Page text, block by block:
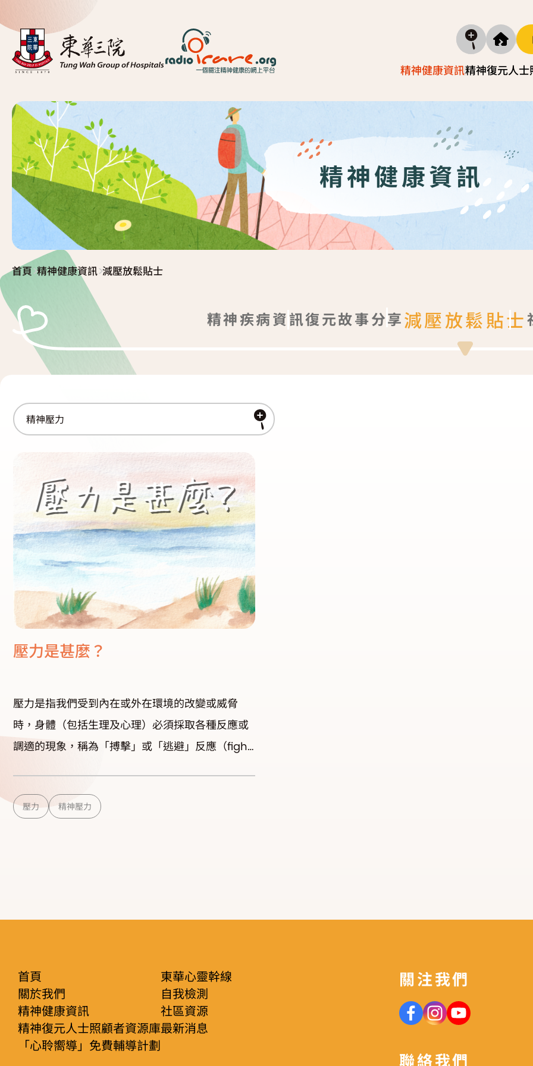
精神健康資訊
精神疾病資訊
復元故事分享
減壓放鬆貼士
社區資源
精神復元人
照顧
照顧者自
照顧者
「歇一歇」
首頁
關於我們
精神健康資訊
精神疾病資訊
復元故事分享
減壓放鬆貼士
社區資源
東華心靈幹線
服務日程表
「心聆嚮導」免費輔導計劃
精神復元人士照顧者資源庫
照顧者影片
照顧者自我關懷貼士
「歇一歇」照顧者資源中心
自我檢測
社區資源
聯絡我們
精神健康資訊
首頁>精神健康資訊>減壓放鬆貼士
精神疾病資訊復元故事分享減壓放鬆貼士
壓力是甚麼？
壓力是指我們受到內在或外在環境的改變或威脅
時，身體（包括生理及心理）必須採取各種反應或
調適的現象，稱為「搏擊」或「逃避」反應（fight
跑或用拳頭、武器來面對，這種搏擊或逃避的反應
空氣。 血液轉移到肌肉，使肌肉緊張，準備採取行
文化改變，人類遇到其他長期的壓力，如人際關係
問題、工作負擔、經濟困難等。此外，壓力亦會因
我們的所想像的威脅（perceived threats）而產
生，例如你要找工作，進行面試前，會想像許多，
壓力 精神壓力
首頁
關於我們
精神健康資訊
精神復元人士照顧者資源庫
「心聆嚮導」免費輔導計劃
東華心靈幹線
自我檢測
社區資源
最新消息
關注我們
聯絡我們